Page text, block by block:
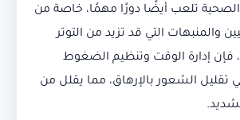
الصحية تلعب أيضًا دورًا مهمًا، خاصة من
والمنبهات التي قد تزيد من التوتر
فإن إدارة الوقت وتنظيم الضغوط
تقليل الشعور بالإرهاق، مما يقلل من